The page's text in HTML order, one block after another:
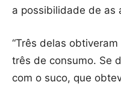
a possibilidade de as
“Três delas
três de consumo. Se
com o suco, que